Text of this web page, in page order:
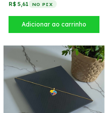
R$ 5,61 NO PIX